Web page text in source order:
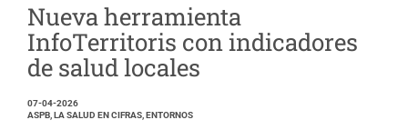
Nueva herramienta
InfoTerritoris con indicadores
de salud locales
07-04-2026
ASPB, LA SALUD EN CIFRAS, ENTORNOS